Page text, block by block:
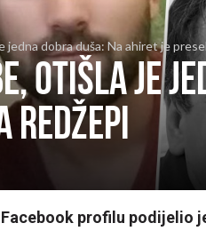
jedna dobra duša: Na ahiret je
otišla je
profilu podijelio